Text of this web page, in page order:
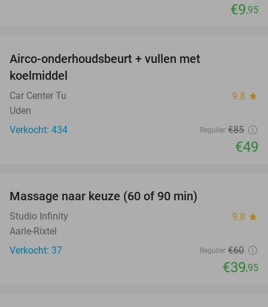
€9,95
Airco-onderhoudsbeurt + vullen met
koelmiddel
Car Center Tu 9.8 star
Uden
Verkocht: 434
Regulier €85
€49
Massage naar keuze (60 of 90 min)
Studio Infinity 9.8 star
Aarle-Rixtel
Verkocht: 37
Regulier €60
€39,95